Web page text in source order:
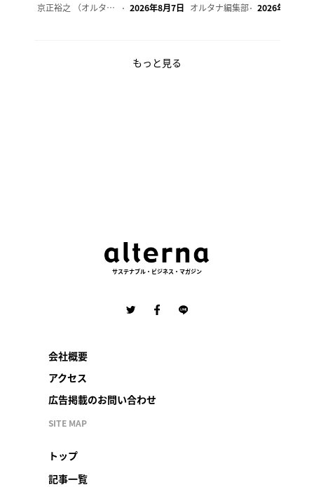
京正裕之 （オルタナ副編集長） 2026年8月7日 オルタナ編集部 2026年8月7日
もっと見る
サステナブル・ビジネス・マガジン
会社概要
アクセス
広告掲載のお問い合わせ
SITE MAP
トップ
記事一覧